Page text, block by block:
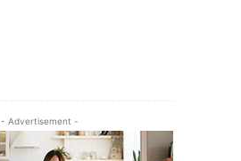
- Advertisement -